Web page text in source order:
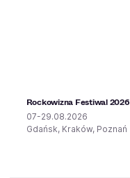
Rockowizna Festiwal 2026
07-29.08.2026
Gdańsk, Kraków, Poznań